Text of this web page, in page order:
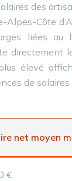
des
Côte
liées
directement
élevé
de
net moyen
€